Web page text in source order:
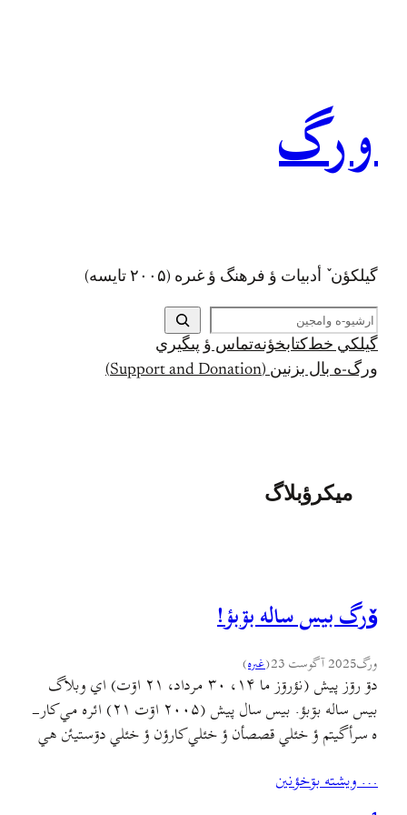
ورگ
گيلکؤن ٚ أدبیات ؤ فرهنگ ؤ غىره (۲۰۰۵ تايسه)
ج
س
ت
ج
گيلکي خط کتابخؤنهتماس ؤ پىگيري
ورگ-ه بال بزنين (Support and Donation)
ميکرؤبلاگ
وٚرگ بيس ساله بۊبؤ!
ورگ2025 آگوست 23 (غىره)
دۊ رۊز پيش (نؤرۊز ما ۱۴، ۳۰ مرداد، ۲۱ اۊت) اي وبلاگ
بيس ساله بۊبؤ. بيس سال پيش (۲۰۰۵ اۊت ۲۱) ائره مي کار-
ه سرأگيتم ؤ خئلي قصصأن ؤ خئلي کارؤن ؤ خئلي دۊستيئن هي
خؤردي ؤ دۊشمندي ؤ دردٚسر أن کم نبۊ.…
… ويشته بۊخؤنين